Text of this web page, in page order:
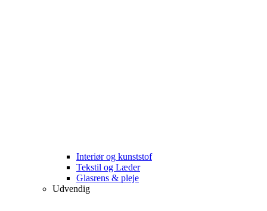
Interiør og kunststof
Tekstil og Læder
Glasrens & pleje
Udvendig